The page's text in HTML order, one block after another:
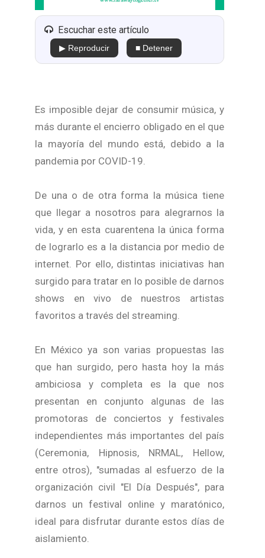
Escuchar este artículo
▶ Reproducir ■ Detener
Es imposible dejar de consumir música, y
más durante el encierro obligado en el que
la mayoría del mundo está, debido a la
pandemia por COVID-19.
De una o de otra forma la música tiene
que llegar a nosotros para alegrarnos la
vida, y en esta cuarentena la única forma
de lograrlo es a la distancia por medio de
internet. Por ello, distintas iniciativas han
surgido para tratar en lo posible de darnos
shows en vivo de nuestros artistas
favoritos a través del streaming.
En México ya son varias propuestas las
que han surgido, pero hasta hoy la más
ambiciosa y completa es la que nos
presentan en conjunto algunas de las
promotoras de conciertos y festivales
independientes más importantes del país
(Ceremonia, Hipnosis, NRMAL, Hellow,
entre otros), "sumadas al esfuerzo de la
organización civil "El Día Después", para
darnos un festival online y maratónico,
ideal para disfrutar durante estos días de
aislamiento.